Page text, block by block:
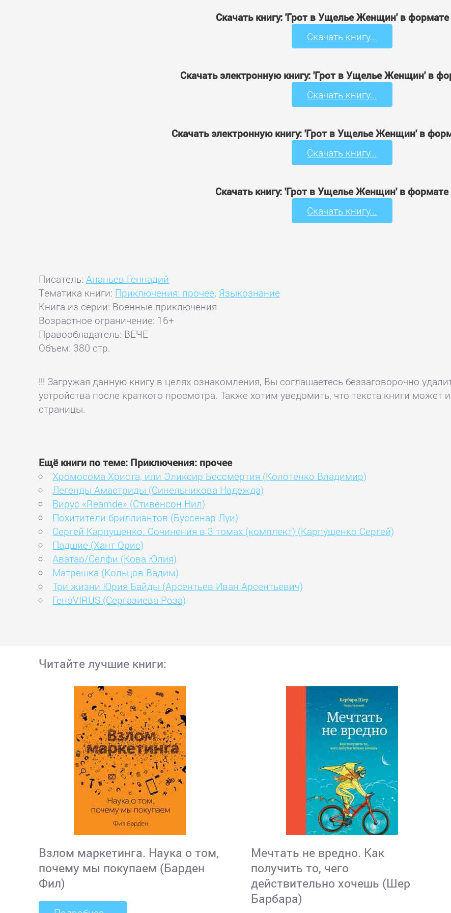
Скачать книгу: 'Грот в Ущелье Женщин' в формате
Скачать книгу...
Скачать электронную книгу: 'Грот в Ущелье Женщин' в
Скачать книгу...
Скачать электронную книгу: 'Грот в Ущелье Женщин' в
Скачать книгу...
Скачать книгу: 'Грот в Ущелье Женщин' в формате
Скачать книгу...
Писатель:Ананьев Геннадий
Тематика книги: Приключения: прочее, Языкознание
Книга из серии: Военные приключения
Возрастное ограничение: 16+
Правообладатель: ВЕЧЕ
Объем: 380 стр.
!!! Загружая данную книгу в целях ознакомления, Вы соглашаетесь беззаговорочно
устройства после краткого просмотра. Также хотим уведомить, что текста книги
страницы.
Ещё книги по теме: Приключения: прочее
Хромосома Христа, или Эликсир Бессмертия (Колотенко Владимир)
Легенды Амастриды (Синельникова Надежда)
Вирус «Reamde» (Стивенсон Нил)
Похитители бриллиантов (Буссенар Луи)
Сергей Карпущенко. Сочинения в 3 томах (комплект) (Карпущенко Сергей)
Падшие (Хант Орис)
Аватар/Селфи (Кова Юлия)
Матрешка (Кольцов Вадим)
Три жизни Юрия Байды (Арсентьев Иван Арсентьевич)
ГеноVIRUS (Сергазиева Роза)
Читайте лучшие книги:
Взлом маркетинга. Наука о том,
почему мы покупаем (Барден
Фил)
Мечтать не вредно. Как
получить то, чего
действительно хочешь (Шер
Барбара)